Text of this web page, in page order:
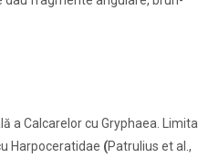
a Calcarelor cu Gryphaea. Limita
Harpoceratidae (Patrulius et al.,